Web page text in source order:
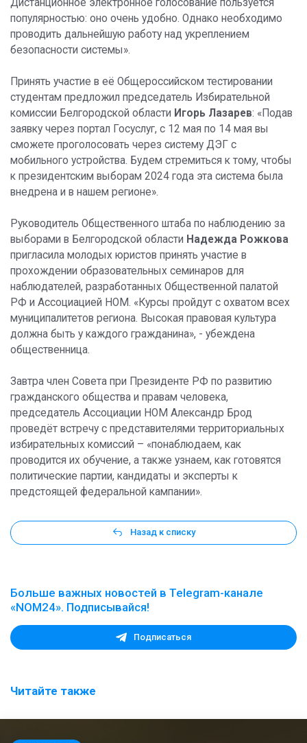
Дистанционное электронное голосование пользуется
популярностью: оно очень удобно. Однако необходимо
проводить дальнейшую работу над укреплением
безопасности системы».
Принять участие в её Общероссийском тестировании
студентам предложил председатель Избирательной
комиссии Белгородской области Игорь Лазарев: «Подав
заявку через портал Госуслуг, с 12 мая по 14 мая вы
сможете проголосовать через систему ДЭГ с
мобильного устройства. Будем стремиться к тому, чтобы
к президентским выборам 2024 года эта система была
внедрена и в нашем регионе».
Руководитель Общественного штаба по наблюдению за
выборами в Белгородской области Надежда Рожкова
пригласила молодых юристов принять участие в
прохождении образовательных семинаров для
наблюдателей, разработанных Общественной палатой
РФ и Ассоциацией НОМ. «Курсы пройдут с охватом всех
муниципалитетов региона. Высокая правовая культура
должна быть у каждого гражданина», - убеждена
общественница.
Завтра член Совета при Президенте РФ по развитию
гражданского общества и правам человека,
председатель Ассоциации НОМ Александр Брод
проведёт встречу с представителями территориальных
избирательных комиссий – «понаблюдаем, как
проводится их обучение, а также узнаем, как готовятся
политические партии, кандидаты и эксперты к
предстоящей федеральной кампании».
Назад к списку
Больше важных новостей в Telegram-канале
«NOM24». Подписывайся!
Подписаться
Читайте также